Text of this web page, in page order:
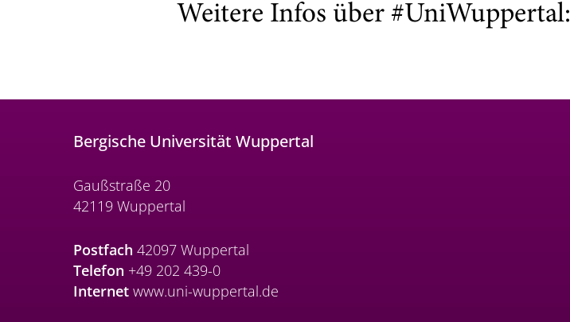
Weitere Infos über #UniWuppertal:
Bergische Universität Wuppertal
Gaußstraße 20
42119 Wuppertal
Postfach 42097 Wuppertal
Telefon +49 202 439-0
Internet www.uni-wuppertal.de